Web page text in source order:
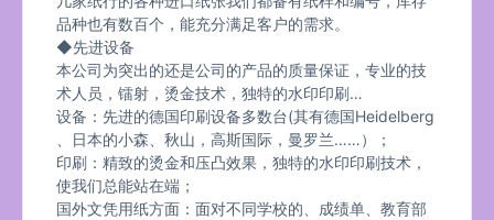
品种也有数百个，能充分满足客户的需求。
◆先进设备
本公司为突出的还是公司的产品的质量保证，专业的技
术人员，镭射，烫金技术，独特的水印印刷…
设备：先进的德国印刷设备多数台(其有德国Heidelberg
、日本的小森、秋山，高斯国际，曼罗兰……）；
印刷：精致的烫金和压凸效果，独特的水印印刷技术，
使我们总能站在端；
国外文凭用纸方面：面对不同学校的、成绩单、教育部